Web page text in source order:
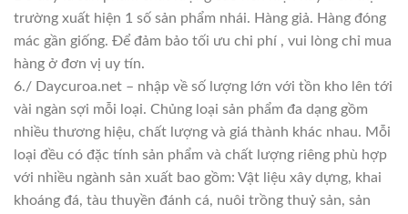
trường xuất hiện 1 số sản phẩm nhái. Hàng giả. Hàng đóng
mác gần giống. Để đảm bảo tối ưu chi phí , vui lòng chỉ mua
hàng ở đơn vị uy tín.
6./ Daycuroa.net – nhập về số lượng lớn với tồn kho lên tới
vài ngàn sợi mỗi loại. Chủng loại sản phẩm đa dạng gồm
nhiều thương hiệu, chất lượng và giá thành khác nhau. Mỗi
loại đều có đặc tính sản phẩm và chất lượng riêng phù hợp
với nhiều ngành sản xuất bao gồm: Vật liệu xây dựng, khai
khoáng đá, tàu thuyền đánh cá, nuôi trồng thuỷ sản, sản